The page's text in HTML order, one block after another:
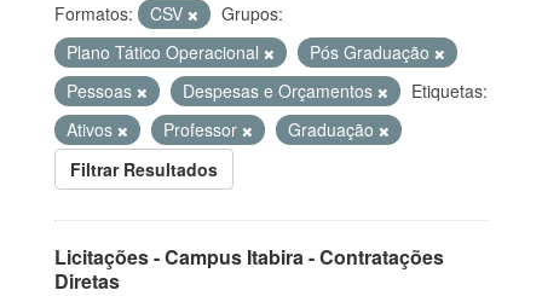
Formatos: CSV
Grupos:
Plano Tático Operacional
Pós Graduação
Pessoas
Despesas e Orçamentos
Etiquetas:
Ativos
Professor
Graduação
Filtrar Resultados
Licitações - Campus Itabira - Contratações
Diretas